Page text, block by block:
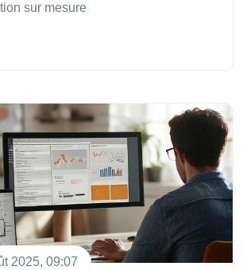
sur mesure
2025, 09:07